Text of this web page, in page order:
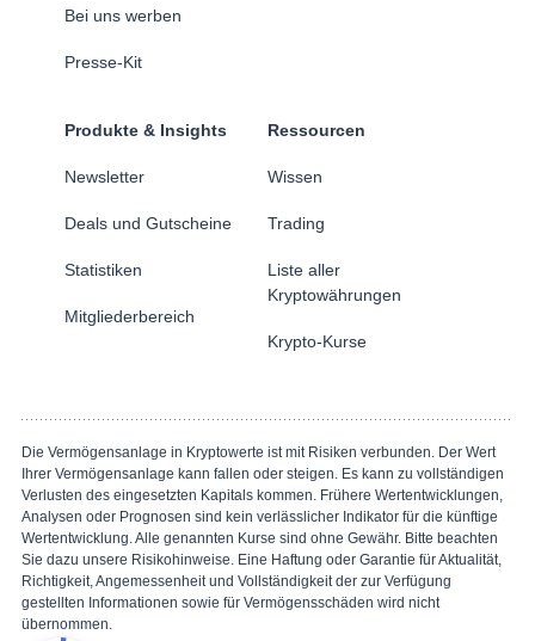
Bei uns werben
Presse-Kit
Produkte & Insights
Newsletter
Deals und Gutscheine
Statistiken
Mitgliederbereich
Ressourcen
Wissen
Trading
Liste aller
Kryptowährungen
Krypto-Kurse
Die Vermögensanlage in Kryptowerte ist mit Risiken verbunden. Der Wert
Ihrer Vermögensanlage kann fallen oder steigen. Es kann zu vollständigen
Verlusten des eingesetzten Kapitals kommen. Frühere Wertentwicklungen,
Analysen oder Prognosen sind kein verlässlicher Indikator für die künftige
Wertentwicklung. Alle genannten Kurse sind ohne Gewähr. Bitte beachten
Sie dazu unsere Risikohinweise. Eine Haftung oder Garantie für Aktualität,
Richtigkeit, Angemessenheit und Vollständigkeit der zur Verfügung
gestellten Informationen sowie für Vermögensschäden wird nicht
übernommen.